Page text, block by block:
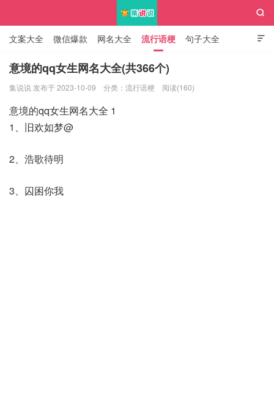

文案大全 微信爆款 网名大全 流行语梗 句子大全
知识大全

意境的qq女生网名大全(共366个)
集说说 发布于 2023-10-09 分类： 流行语梗 阅读(160)
意境的qq女生网名大全 1
1、旧欢如梦@
2、浩歌待明
3、囚困你我